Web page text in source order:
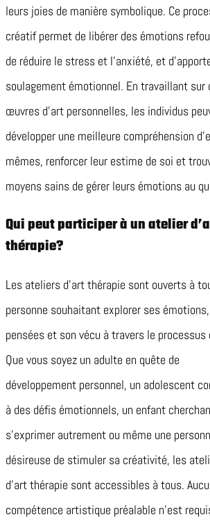
leurs joies de manière symbolique. Ce
créatif permet de libérer des émotions
de réduire le stress et l’anxiété, et
soulagement émotionnel. En travaillant sur
œuvres d’art personnelles, les individus
développer une meilleure compréhension
mêmes, renforcer leur estime de soi et
moyens sains de gérer leurs émotions au
Qui peut participer à un atelier
thérapie?
Les ateliers d’art thérapie sont ouverts à
personne souhaitant explorer ses
pensées et son vécu à travers le
Que vous soyez un adulte en quête de
développement personnel, un adolescent
à des défis émotionnels, un enfant
s’exprimer autrement ou même une
désireuse de stimuler sa créativité, les
d’art thérapie sont accessibles à tous.
compétence artistique préalable n’est